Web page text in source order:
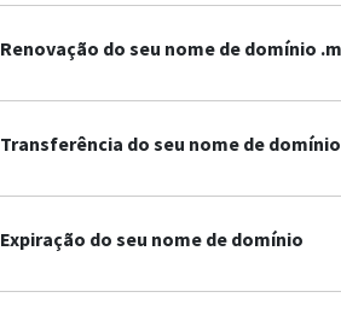
Renovação do seu nome de domínio
Transferência do seu nome de
Expiração do seu nome de domínio